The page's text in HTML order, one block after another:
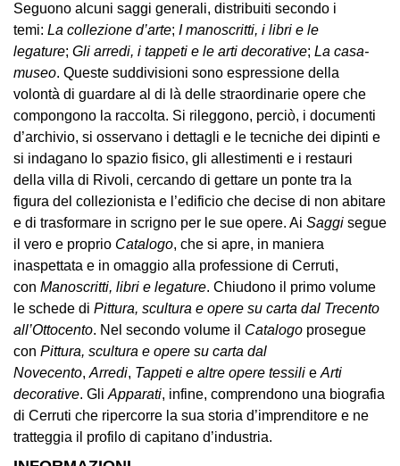
Progetti
Speciali
Ricerca
Storia
Sedi
Tutte
sedi
Edificio
Castello
Manica
Lunga
Villa
Cerruti
Cosmo
Digitale
Visita
Seguono alcuni saggi generali, distribuiti secondo i
temi: La collezione d’arte; I manoscritti, i libri e le
legature; Gli arredi, i tappeti e le arti decorative; La casa-
museo. Queste suddivisioni sono espressione della
volontà di guardare al di là delle straordinarie opere che
compongono la raccolta. Si rileggono, perciò, i documenti
d’archivio, si osservano i dettagli e le tecniche dei dipinti e
si indagano lo spazio fisico, gli allestimenti e i restauri
della villa di Rivoli, cercando di gettare un ponte tra la
figura del collezionista e l’edificio che decise di non abitare
e di trasformare in scrigno per le sue opere. Ai Saggi segue
il vero e proprio Catalogo, che si apre, in maniera
inaspettata e in omaggio alla professione di Cerruti,
con Manoscritti, libri e legature. Chiudono il primo volume
le schede di Pittura, scultura e opere su carta dal Trecento
all’Ottocento. Nel secondo volume il Catalogo prosegue
con Pittura, scultura e opere su carta dal
Novecento, Arredi, Tappeti e altre opere tessili e Arti
decorative. Gli Apparati, infine, comprendono una biografia
di Cerruti che ripercorre la sua storia d’imprenditore e ne
tratteggia il profilo di capitano d’industria.